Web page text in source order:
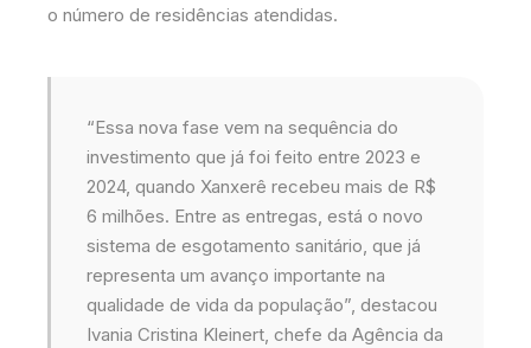
o número de residências atendidas.
“Essa nova fase vem na sequência do
investimento que já foi feito entre 2023 e
2024, quando Xanxerê recebeu mais de R$
6 milhões. Entre as entregas, está o novo
sistema de esgotamento sanitário, que já
representa um avanço importante na
qualidade de vida da população”, destacou
Ivania Cristina Kleinert, chefe da Agência da